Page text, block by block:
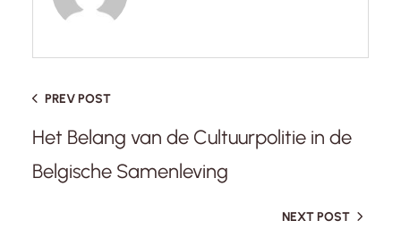
PREV POST
Het Belang van de Cultuurpolitie in de
Belgische Samenleving
NEXT POST